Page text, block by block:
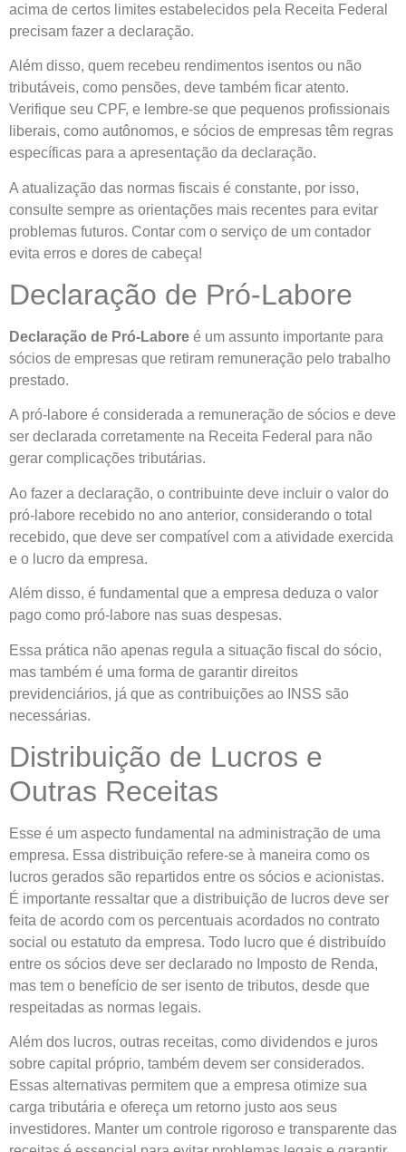
acima de certos limites estabelecidos pela Receita Federal
precisam fazer a declaração.
Além disso, quem recebeu rendimentos isentos ou não
tributáveis, como pensões, deve também ficar atento.
Verifique seu CPF, e lembre-se que pequenos profissionais
liberais, como autônomos, e sócios de empresas têm regras
específicas para a apresentação da declaração.
A atualização das normas fiscais é constante, por isso,
consulte sempre as orientações mais recentes para evitar
problemas futuros. Contar com o serviço de um contador
evita erros e dores de cabeça!
Declaração de Pró-Labore
Declaração de Pró-Labore é um assunto importante para
sócios de empresas que retiram remuneração pelo trabalho
prestado.
A pró-labore é considerada a remuneração de sócios e deve
ser declarada corretamente na Receita Federal para não
gerar complicações tributárias.
Ao fazer a declaração, o contribuinte deve incluir o valor do
pró-labore recebido no ano anterior, considerando o total
recebido, que deve ser compatível com a atividade exercida
e o lucro da empresa.
Além disso, é fundamental que a empresa deduza o valor
pago como pró-labore nas suas despesas.
Essa prática não apenas regula a situação fiscal do sócio,
mas também é uma forma de garantir direitos
previdenciários, já que as contribuições ao INSS são
necessárias.
Distribuição de Lucros e
Outras Receitas
Esse é um aspecto fundamental na administração de uma
empresa. Essa distribuição refere-se à maneira como os
lucros gerados são repartidos entre os sócios e acionistas.
É importante ressaltar que a distribuição de lucros deve ser
feita de acordo com os percentuais acordados no contrato
social ou estatuto da empresa. Todo lucro que é distribuído
entre os sócios deve ser declarado no Imposto de Renda,
mas tem o benefício de ser isento de tributos, desde que
respeitadas as normas legais.
Além dos lucros, outras receitas, como dividendos e juros
sobre capital próprio, também devem ser considerados.
Essas alternativas permitem que a empresa otimize sua
carga tributária e ofereça um retorno justo aos seus
investidores. Manter um controle rigoroso e transparente das